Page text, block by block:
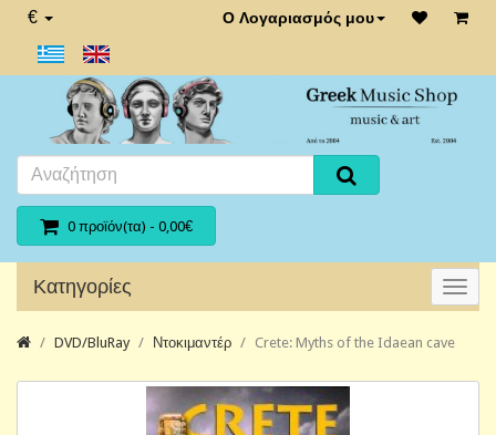
€ Ο Λογαριασμός μου
0 προϊόν(τα) - 0,00€
Κατηγορίες
DVD/BluRay Ντοκιμαντέρ Crete: Myths of the Idaean cave